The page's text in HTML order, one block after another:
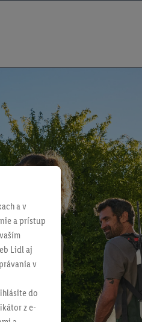
a v
a prístup
Lidl aj
v
do
z e-